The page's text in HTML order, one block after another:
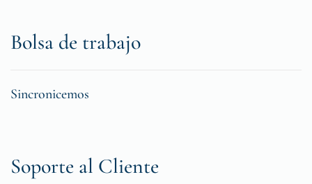
Bolsa de trabajo
Sincronicemos
Soporte al Cliente